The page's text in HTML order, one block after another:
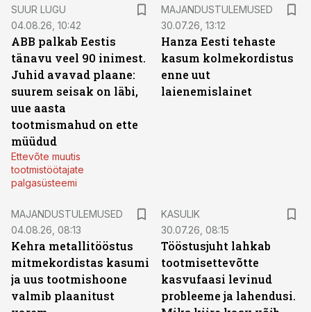
SUUR LUGU
04.08.26, 10:42
ABB palkab Eestis
tänavu veel 90 inimest.
Juhid avavad plaane:
suurem seisak on läbi,
uue aasta
tootmismahud on ette
müüdud
Ettevõte muutis
tootmistöötajate
palgasüsteemi
MAJANDUSTULEMUSED
30.07.26, 13:12
Hanza Eesti tehaste
kasum kolmekordistus
enne uut
laienemislainet
MAJANDUSTULEMUSED
04.08.26, 08:13
Kehra metallitööstus
mitmekordistas kasumi
ja uus tootmishoone
valmib plaanitust
KASULIK
30.07.26, 08:15
Tööstusjuht lahkab
tootmisettevõtte
kasvufaasi levinud
probleeme ja lahendusi.